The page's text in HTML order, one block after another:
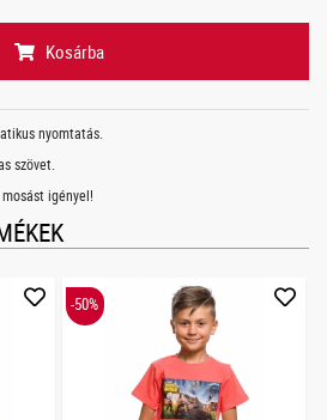
Kosárba
nyomtatás.
szövet.
igényel!
-50%